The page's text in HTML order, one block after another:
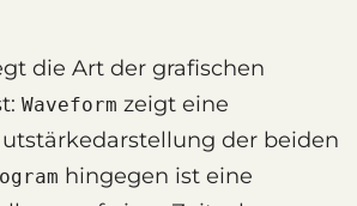
die Art der grafischen
Waveform zeigt eine
der beiden
hingegen ist eine